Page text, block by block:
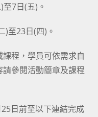
7日(五)。
)至23日(四)。
程，學員可依需求自
參閱活動簡章及課程
日前至以下連結完成